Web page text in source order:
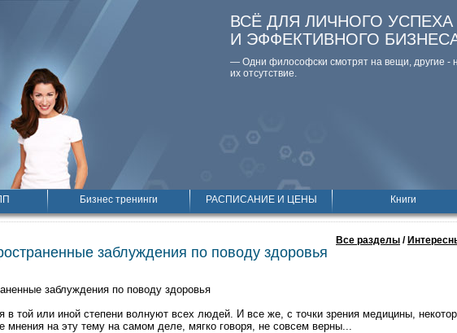
ВСЁ ДЛЯ ЛИЧНОГО УСПЕХА
И ЭФФЕКТИВНОГО
— Одни философски смотpят на вещи, дpугие -
их отсутствие.
Бизнес тренинги РАСПИСАНИЕ И ЦЕНЫ Книги
Все разделы /
заблуждения по поводу здоровья
заблуждения по поводу здоровья
в той или иной степени волнуют всех людей. И все же, с точки зрения медицины,
мнения на эту тему на самом деле, мягко говоря, не совсем верны...